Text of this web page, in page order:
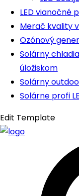
LED vianočné
Merač kvality
Ozónový
Solárny
úložiskom
Solárny
Solárne profi
Edit Template